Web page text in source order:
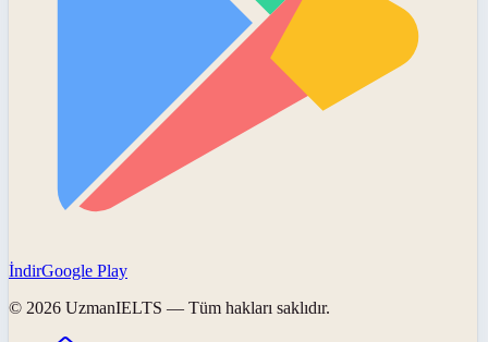
İndirGoogle Play
© 2026 UzmanIELTS — Tüm hakları saklıdır.